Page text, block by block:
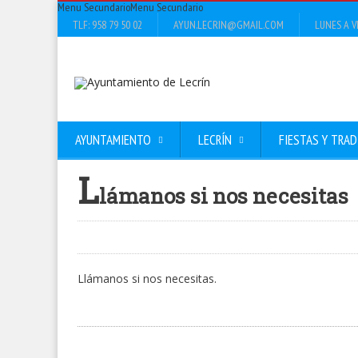
Menu SecundarioMenu Secundario
TLF: 958 79 50 02
AYUN.LECRIN@GMAIL.COM LUNES A
AYUNTAMIENTO LECRÍN FIESTAS Y
Llámanos si nos necesitas
Llámanos si nos necesitas.